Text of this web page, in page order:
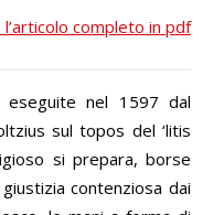
l’articolo completo in pdf
nel 1597 dal
sul topos del ‘litis
si prepara, borse
contenziosa dai